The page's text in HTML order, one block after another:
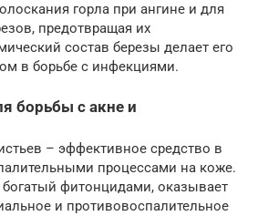
горла при ангине и для
предотвращая их
состав березы делает его
в борьбе с инфекциями.
борьбы с акне и
– эффективное средство в
процессами на коже.
фитонцидами, оказывает
и противовоспалительное